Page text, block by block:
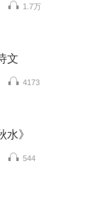
1.7万
文
4173
水》
544